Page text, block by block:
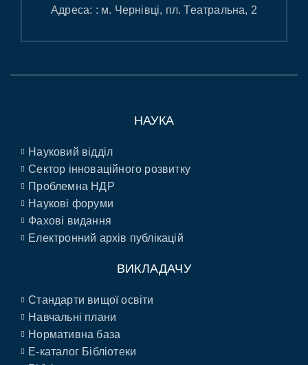
Адреса: : м. Чернівці, пл. Театральна, 2
НАУКА
Науковий відділ
Сектор інноваційного розвитку
Проблемна НДР
Наукові форуми
Фахові видання
Електронний архів публікацій
ВИКЛАДАЧУ
Стандарти вищої освіти
Навчальні плани
Нормативна база
E-каталог Бібліотеки